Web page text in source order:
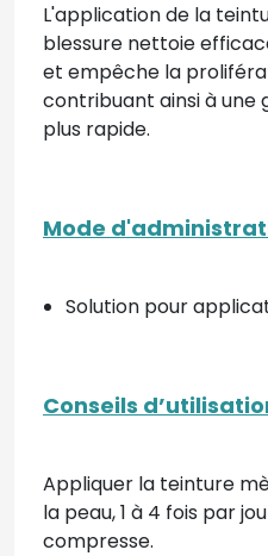
L'application de la
blessure nettoie
et empêche la
contribuant ainsi à une
plus rapide.
Mode
Solution pour
Conseils
Appliquer la teinture
la peau, 1 à 4 fois par
compresse.